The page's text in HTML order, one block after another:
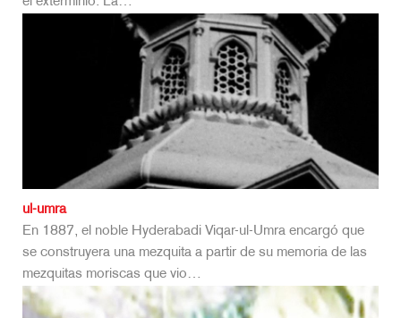
ul-umra
En 1887, el noble Hyderabadi Viqar-ul-Umra encargó que
se construyera una mezquita a partir de su memoria de las
mezquitas moriscas que vio…